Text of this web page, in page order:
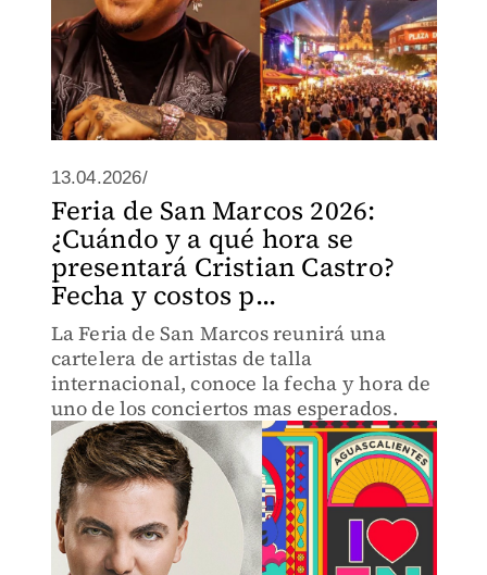
13.04.2026/
Feria de San Marcos 2026:
¿Cuándo y a qué hora se
presentará Cristian Castro?
Fecha y costos p...
La Feria de San Marcos reunirá una
cartelera de artistas de talla
internacional, conoce la fecha y hora de
uno de los conciertos mas esperados.